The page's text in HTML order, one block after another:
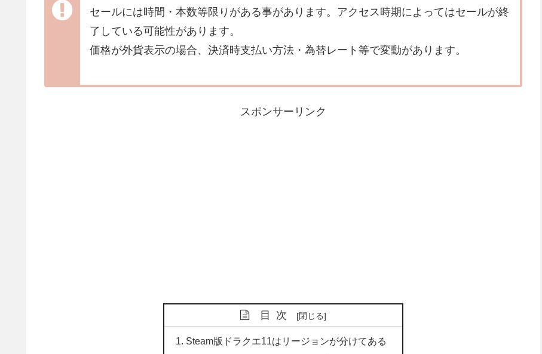
セールには時間・本数等限りがある事があります。アクセス時期によってはセールが終
了している可能性があります。
価格が外貨表示の場合、決済時支払い方法・為替レート等で変動があります。
スポンサーリンク
目次
Steam版ドラクエ11はリージョンが分けてある